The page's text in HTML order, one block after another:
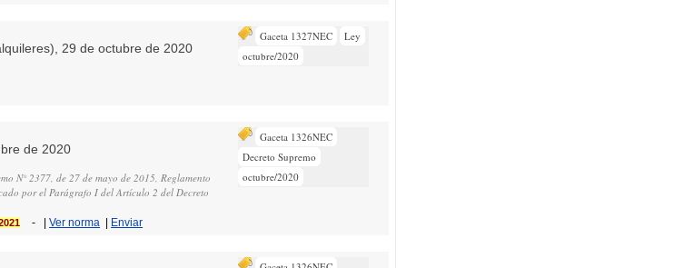
Gaceta 1327NEC
Ley
octubre/2020
29 de octubre de 2020
Gaceta 1326NEC
Decreto Supremo
octubre/2020
de 2020
N° 2377, de 27 de mayo de 2015, Reglamento
por el Parágrafo I del Artículo 2 del Decreto
- |Ver norma Enviar